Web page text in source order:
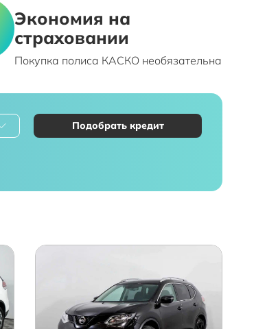
Экономия на
страховании
Покупка полиса КАСКО необязательна
Подобрать кредит